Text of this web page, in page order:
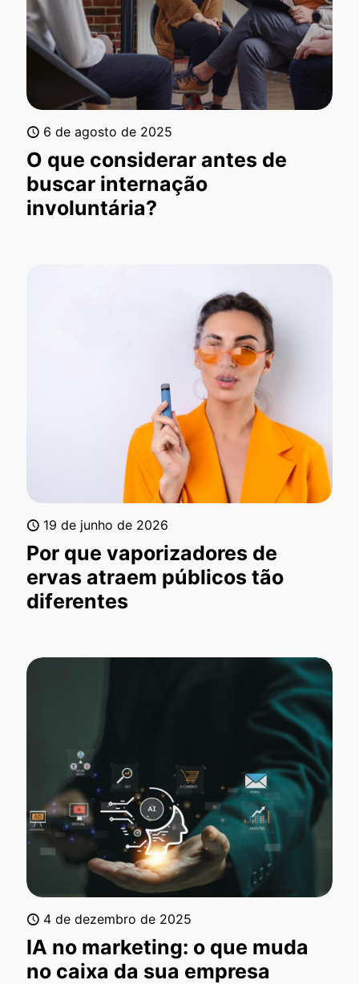
6 de agosto de 2025
O que considerar antes de
buscar internação
involuntária?
19 de junho de 2026
Por que vaporizadores de
ervas atraem públicos tão
diferentes
4 de dezembro de 2025
IA no marketing: o que muda
no caixa da sua empresa